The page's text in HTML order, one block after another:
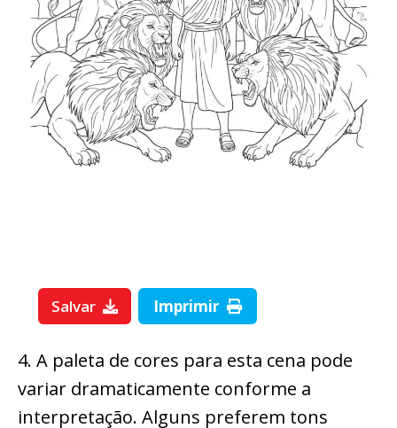
Salvar Imprimir
4. A paleta de cores para esta cena pode
variar dramaticamente conforme a
interpretação. Alguns preferem tons